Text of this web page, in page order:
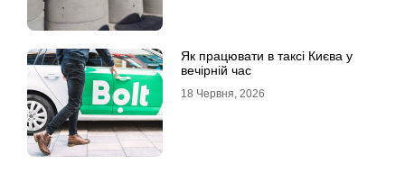
Як працювати в таксі Києва у
вечірній час
18 Червня, 2026